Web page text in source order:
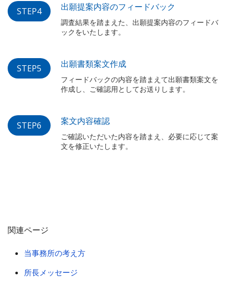
STEP4 出願提案内容のフィードバック
調査結果を踏まえた、出願提案内容のフィードバ
ックをいたします。
STEP5 出願書類案文作成
フィードバックの内容を踏まえて出願書類案文を
作成し、ご確認用としてお送りします。
STEP6 案文内容確認
ご確認いただいた内容を踏まえ、必要に応じて案
文を修正いたします。
関連ページ
当事務所の考え方
所長メッセージ